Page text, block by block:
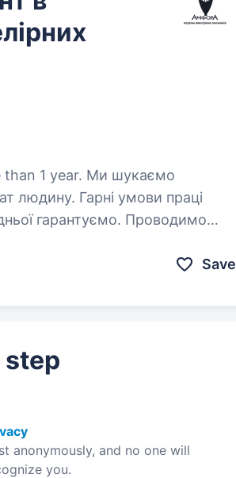
Ми шукаємо
людину. Гарні умови праці
гарантуємо. Проводимо
Save
anonymously, and no one will
you.